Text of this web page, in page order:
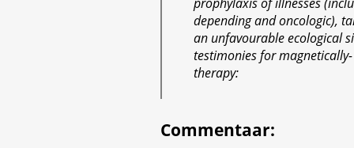
depending and oncologic),
an unfavourable ecological
testimonies for
therapy:
Commentaar: